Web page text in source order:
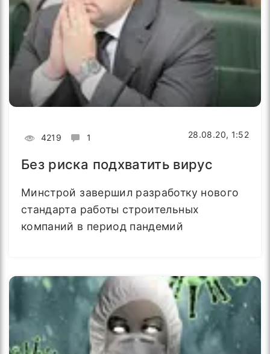
4219 1 28.08.20, 1:52
Без риска подхватить вирус
Минстрой завершил разработку нового
стандарта работы строительных
компаний в период пандемий